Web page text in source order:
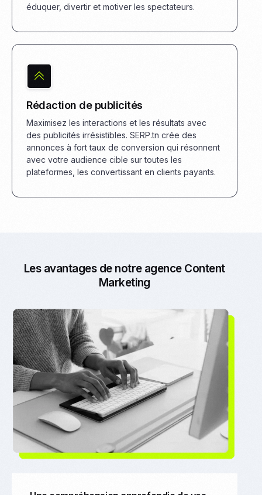
éduquer, divertir et motiver les spectateurs.
Rédaction de publicités
Maximisez les interactions et les résultats avec
des publicités irrésistibles. SERP.tn crée des
annonces à fort taux de conversion qui résonnent
avec votre audience cible sur toutes les
plateformes, les convertissant en clients payants.
Les avantages de notre agence Content
Marketing
Commencer